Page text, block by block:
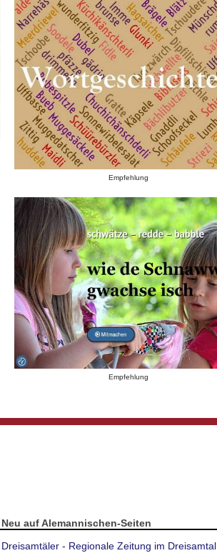
Empfehlung
Empfehlung
Neu auf Alemannischen-Seiten
Dreisamtäler - Regionale Zeitung im Dreisamtal